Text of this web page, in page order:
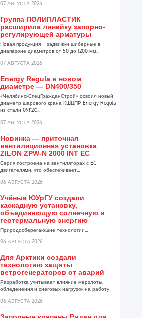
07 АВГУСТА 2026
Группа ПОЛИПЛАСТИК
расширила линейку запорно-
регулирующей арматуры
Новая продукция – задвижки шиберные в
диапазоне диаметров от 50 до 1200 мм...
07 АВГУСТА 2026
Energy Regula в новом
диаметре — DN400/350
«ЧелябинскСпецГражданСтрой» освоил новый
диаметр шарового крана КШЦПР Energy Regula
из стали 09Г2С...
07 АВГУСТА 2026
Новинка — приточная
вентиляционная установка
ZILON ZPW-N 2000 INT EC
Серия построена на вентиляторах с EC-
двигателями, что обеспечивает...
06 АВГУСТА 2026
Учёные ЮУрГУ создали
каскадную установку,
объединяющую солнечную и
геотермальную энергию
Природосберегающие технологии...
06 АВГУСТА 2026
Для Арктики создали
технологию защиты
ветрогенераторов от аварий
Разработка учитывает влияние мерзлоты,
обледенения и снеговых нагрузок на работу
06 АВГУСТА 2026